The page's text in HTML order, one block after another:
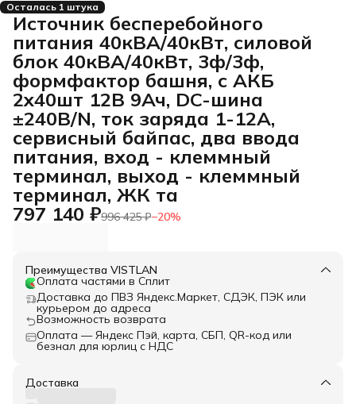
Осталась 1 штука
Источник бесперебойного
питания 40кВА/40кВт, силовой
блок 40кВА/40кВт, 3ф/3ф,
формфактор башня, с АКБ
2x40шт 12В 9Ач, DC-шина
±240В/N, ток заряда 1-12А,
сервисный байпас, два ввода
питания, вход - клеммный
терминал, выход - клеммный
терминал, ЖК та
797 140 ₽996 425 ₽−20%
Преимущества VISTLAN
Оплата частями в Сплит
Доставка до ПВЗ Яндекс.Маркет, СДЭК, ПЭК или
курьером до адреса
Возможность возврата
Оплата — Яндекс Пэй, карта, СБП, QR-код или
безнал для юрлиц с НДС
Доставка